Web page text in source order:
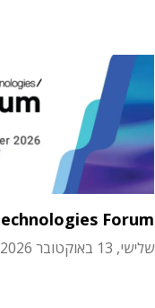
Forum
שלישי, 13 באוקטובר 2026